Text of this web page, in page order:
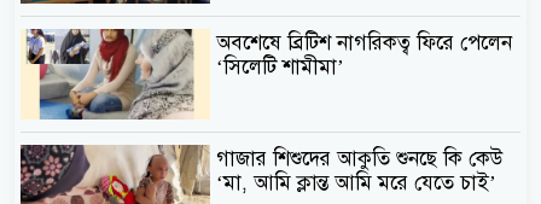
অবশেষে ব্রিটিশ নাগরিকত্ব ফিরে পেলেন
‘সিলেটি শামীমা’
গাজার শিশুদের আকুতি শুনছে কি কেউ
‘মা, আমি ক্লান্ত আমি মরে যেতে চাই’